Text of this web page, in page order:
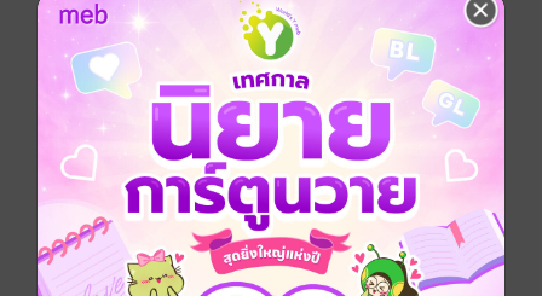
กรุณาเข้าสู่ระบบก่อนดำเนินรายการด้วยค่ะ
ล็อกอินเข้าระบบ